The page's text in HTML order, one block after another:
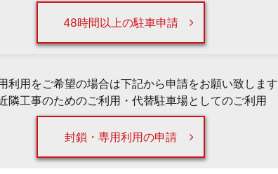
48時間以上の駐車申請
利用をご希望の場合は下記から申請をお願い致しま
近隣工事のためのご利用・代替駐車場としてのご利用
封鎖・専用利用の申請